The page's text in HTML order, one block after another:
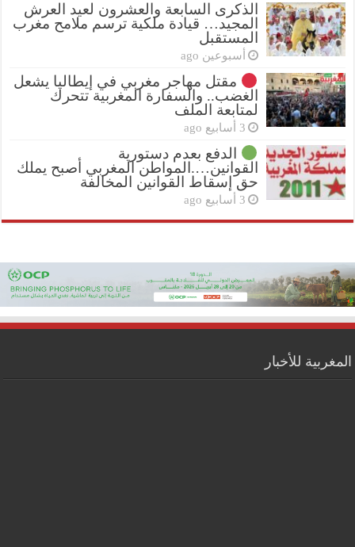
الذكرى السابعة والعشرون لعيد العرش
المجيد… قيادة ملكية ترسم ملامح مغرب
المستقبل
أسبوعين ago
مقتل مهاجر مغربي في إيطاليا يشعل
الغضب.. والسفارة المغربية تتحرك
لمتابعة الملف
3 أسابيع ago
الدفع بعدم دستورية
القوانين….المواطن المغربي أصبح يملك
حق إسقاط القوانين المخالفة
3 أسابيع ago
المغربية للأخبار